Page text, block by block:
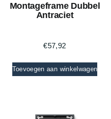
Montageframe Dubbel
Antraciet
€57,92
Toevoegen aan winkelwagen